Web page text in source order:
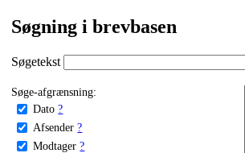
Søgning i brevbasen
Søgetekst
Søge-afgrænsning:
Dato ?
Afsender ?
Modtager ?